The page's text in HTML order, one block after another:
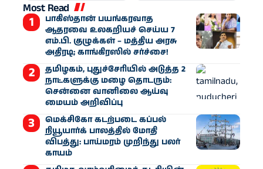
Most Read
பாகிஸ்தான் பயங்கரவாத
ஆதரவை உலகறியச் செய்ய 7
எம்.பி. குழுக்கள் – மத்திய அரசு
அதிரடி; காங்கிரஸில் சர்ச்சை!
தமிழகம், புதுச்சேரியில் அடுத்த 2
நாட்களுக்கு மழை தொடரும்:
சென்னை வானிலை ஆய்வு
மையம் அறிவிப்பு
மெக்சிகோ கடற்படை கப்பல்
நியூயார்க் பாலத்தில் மோதி
விபத்து: பாய்மரம் முறிந்து பலர்
காயம்